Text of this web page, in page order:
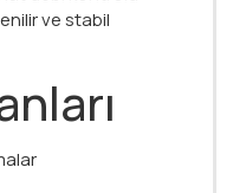
ve stabil